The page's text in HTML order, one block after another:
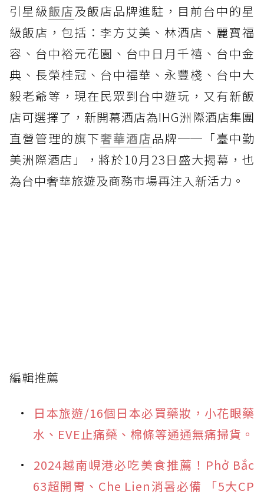
引星級飯店及飯店品牌進駐，目前台中的星
級飯店，包括：李方艾美、林酒店、麗寶福
容、台中裕元花園、台中日月千禧、台中金
典、長榮桂冠、台中福華、永豐棧、台中大
毅老爺等，現在民眾到台中遊玩，又有新飯
店可選擇了，新開幕酒店為IHG洲際酒店集團
直營管理的旗下奢華酒店品牌──「臺中勤
美洲際酒店」，將於10月23日盛大揭幕，也
為台中奢華旅遊及商務市場再注入新活力。
編輯推薦
日本旅遊/16個日本必買藥妝，小花眼藥
水、EVE止痛藥、棉條等通通無痛掃貨。
2024越南峴港必吃美食推薦！Phở Bắc
63超開胃、Che Lien消暑必備 「5大CP